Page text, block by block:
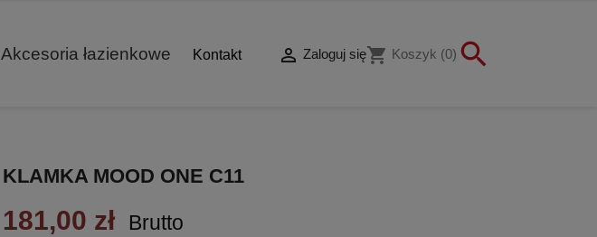
 Zaloguj sięshopping_cart Koszyk (0) 
Akcesoria łazienkowe Kontakt
KLAMKA MOOD ONE C11
181,00 zł Brutto